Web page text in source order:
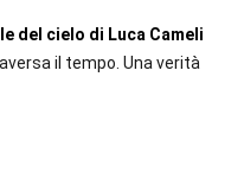
del cielo di Luca Cameli
il tempo. Una verità